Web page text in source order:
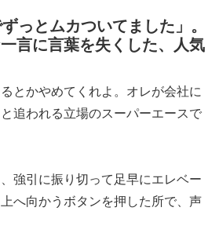
っとムカついてました」。
言に言葉を失くした、人気
とかやめてくれよ。オレが会社に
追われる立場のスーパーエースで
強引に振り切って足早にエレベー
へ向かうボタンを押した所で、声